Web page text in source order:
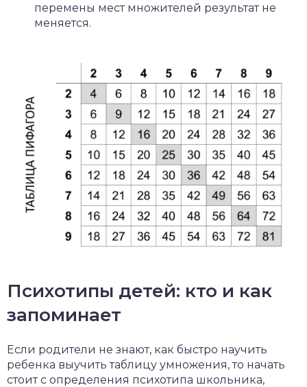
перемены мест множителей результат не
меняется.
Психотипы детей: кто и как
запоминает
Если родители не знают, как быстро научить
ребенка выучить таблицу умножения, то начать
стоит с определения психотипа школьника,